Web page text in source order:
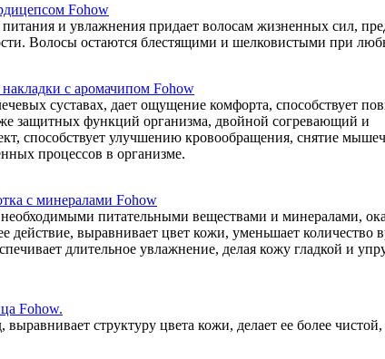
Fohow
и увлажнения придает волосам жизненных сил,
Волосы остаются блестящими и шелковистыми при
с аромачипом Fohow
суставах, дает ощущение комфорта, способствует
защитных функций организма, двойной согревающий и
способствует улучшению кровообращения, снятие
процессов в организме.
с минералами Fohow
питательными веществами и минералами,
выравнивает цвет кожи, уменьшает количество
длительное увлажнение, делая кожу гладкой и
Fohow.
структуру цвета кожи, делает ее более